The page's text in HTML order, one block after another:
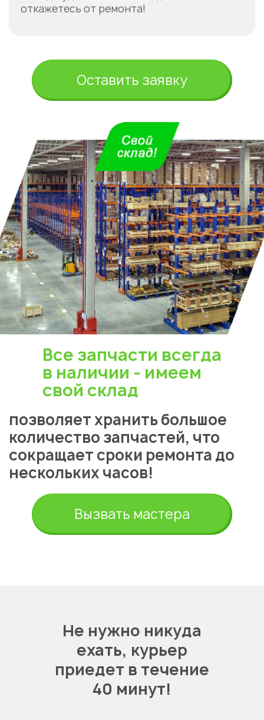
откажетесь от ремонта!
Оставить заявку
Все запчасти всегда
в наличии - имеем
свой склад
позволяет хранить большое
количество запчастей, что
сокращает сроки ремонта до
нескольких часов!
Вызвать мастера
Не нужно никуда
ехать, курьер
приедет в течение
40 минут!
Укажите из какого вы
города
Алматы